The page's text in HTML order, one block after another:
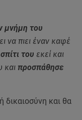
μνήμη του
να πιει έναν καφέ
του εκεί και
και προσπάθησε
δικαιοσύνη και θα